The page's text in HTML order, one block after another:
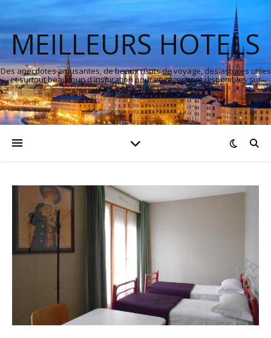
MEILLEURS HOTELS
Des anecdotes amusantes, de beaux récits de voyage, des astuces utiles
et surtout beaucoup d'inspiration pour voyager sont disponibles sur
notre blog.